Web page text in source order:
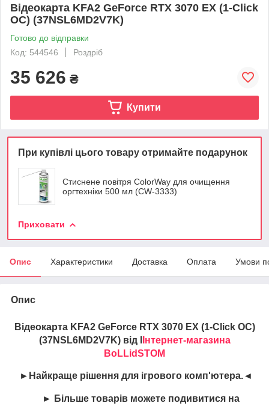
Відеокарта KFA2 GeForce RTX 3070 EX (1-Click
OC) (37NSL6MD2V7K)
Готово до відправки
Код: 544546
Роздріб
35 626 ₴
Купити
При купівлі цього товару отримайте подарунок
Стиснене повітря ColorWay для очищення
оргтехніки 500 мл (CW-3333)
Приховати
Опис Характеристики Доставка Оплата Умови
Опис
Відеокарта KFA2 GeForce RTX 3070 EX (1-Click OC)
(37NSL6MD2V7K) від І
Інтернет-магазина
BoLLidSTOM
►Найкраще рішення для ігрового комп'ютера.◄
► Більше товарів можете подивитися на